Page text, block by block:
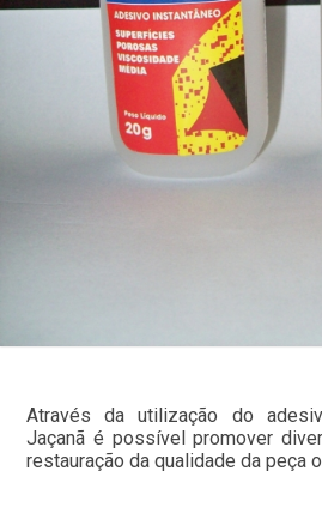
Através da utilização do
Jaçanã é possível promover
restauração da qualidade da peça